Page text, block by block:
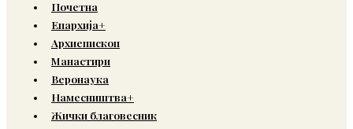
Почетна
Епархија+
Архиепископ
Манастири
Веронаука
Намесништва+
Жички благовесник